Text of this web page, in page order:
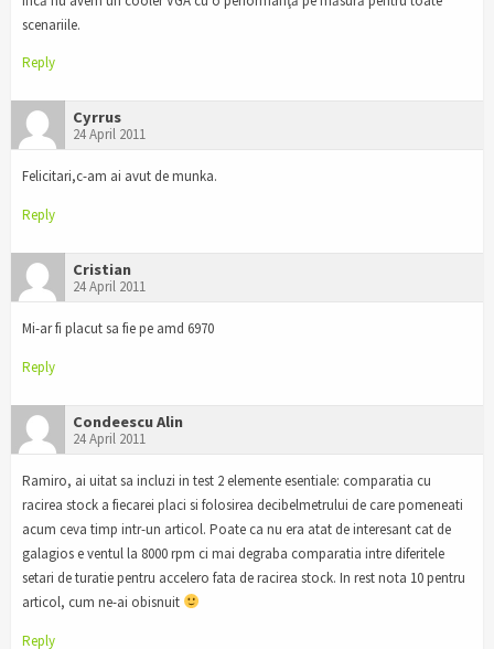
scenariile.
Reply
Cyrrus
24 April 2011
Felicitari,c-am ai avut de munka.
Reply
Cristian
24 April 2011
Mi-ar fi placut sa fie pe amd 6970
Reply
Condeescu Alin
24 April 2011
Ramiro, ai uitat sa incluzi in test 2 elemente esentiale: comparatia cu
racirea stock a fiecarei placi si folosirea decibelmetrului de care pomeneati
acum ceva timp intr-un articol. Poate ca nu era atat de interesant cat de
galagios e ventul la 8000 rpm ci mai degraba comparatia intre diferitele
setari de turatie pentru accelero fata de racirea stock. In rest nota 10 pentru
articol, cum ne-ai obisnuit
Reply